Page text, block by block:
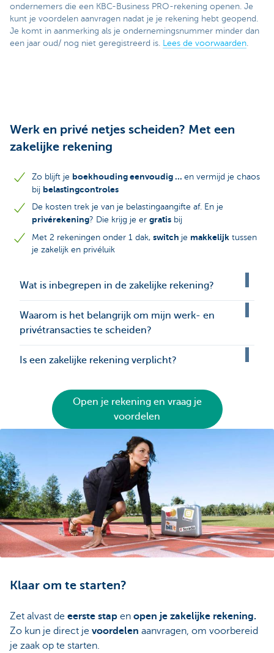
ondernemers die een KBC-Business PRO-rekening openen. Je
kunt je voordelen aanvragen nadat je je rekening hebt geopend.
Je komt in aanmerking als je ondernemingsnummer minder dan
een jaar oud/ nog niet geregistreerd is. Lees de voorwaarden.
Werk en privé netjes scheiden? Met een
zakelijke rekening
Zo blijft je boekhouding eenvoudig ... en vermijd je chaos
bij belastingcontroles
De kosten trek je van je belastingaangifte af. En je
privérekening? Die krijg je er gratis bij
Met 2 rekeningen onder 1 dak, switch je makkelijk tussen
je zakelijk en privéluik
Wat is inbegrepen in de zakelijke rekening?
Waarom is het belangrijk om mijn werk- en
privétransacties te scheiden?
Is een zakelijke rekening verplicht?
Open je rekening en vraag je
voordelen
Klaar om te starten?
Zet alvast de eerste stap en open je zakelijke rekening.
Zo kun je direct je voordelen aanvragen, om voorbereid
je zaak op te starten.